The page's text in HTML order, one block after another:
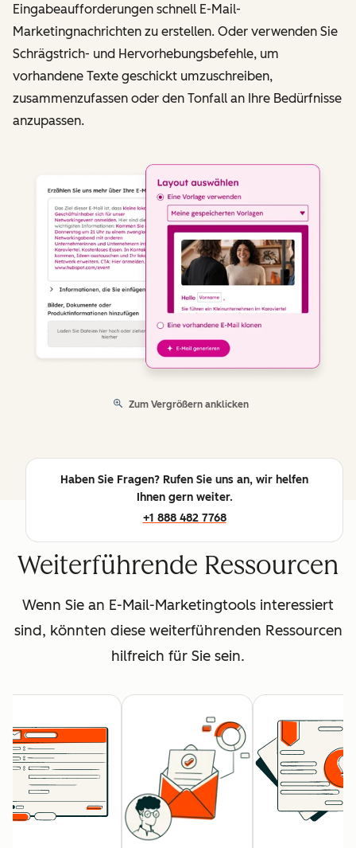
Eingabeaufforderungen schnell E-Mail-
Marketingnachrichten zu erstellen. Oder verwenden Sie
Schrägstrich- und Hervorhebungsbefehle, um
vorhandene Texte geschickt umzuschreiben,
zusammenzufassen oder den Tonfall an Ihre Bedürfnisse
anzupassen.
Zum Vergrößern anklicken
Haben Sie Fragen? Rufen Sie uns an, wir helfen
Ihnen gern weiter.
+1 888 482 7768
Weiterführende Ressourcen
Wenn Sie an E-Mail-Marketingtools interessiert
sind, könnten diese weiterführenden Ressourcen
hilfreich für Sie sein.